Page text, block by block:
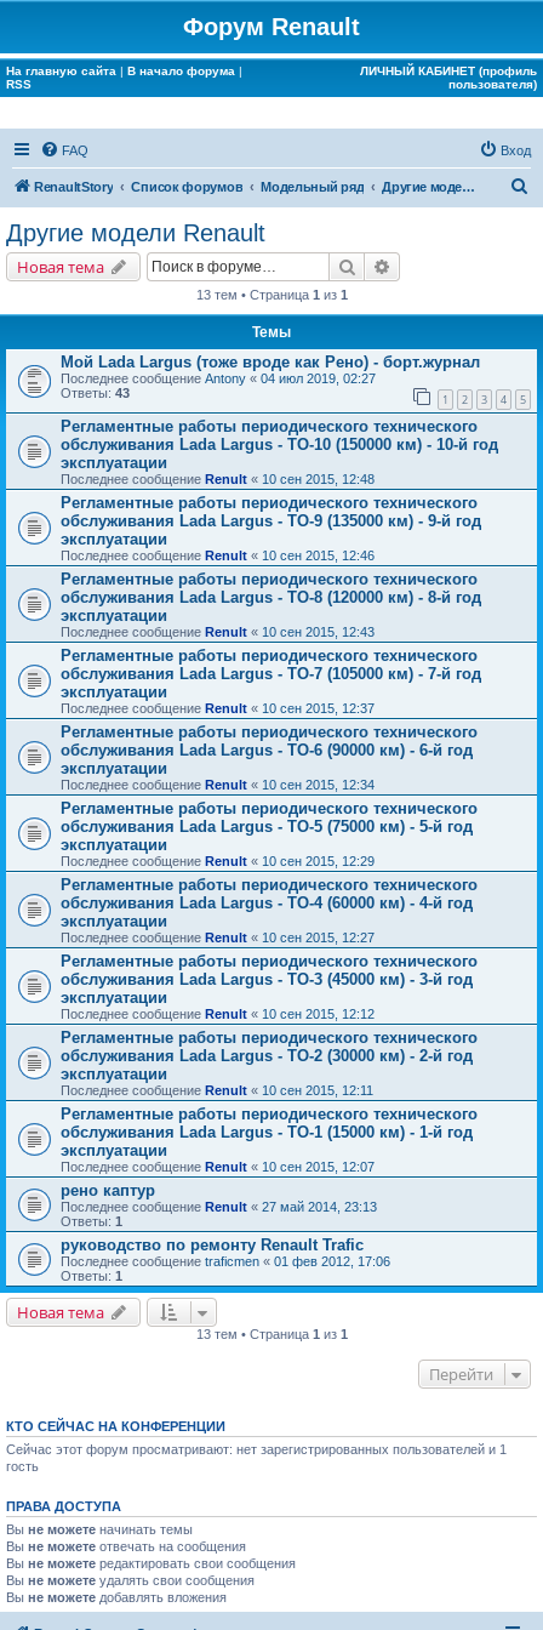
Форум Renault
На главную сайта | В начало форума |
RSS
ЛИЧНЫЙ КАБИНЕТ (профиль
пользователя)
FAQ Вход
RenaultStory Список форумов Модельный ряд Другие модели Renault
Другие модели Renault
Новая тема Поиск
13 тем • Страница 1 из 1
Темы
Мой Lada Largus (тоже вроде как Рено) - борт.журнал
Последнее сообщение Antony « 04 июл 2019, 02:27
Ответы: 43 1 2 3 4 5
Регламентные работы периодического технического
обслуживания Lada Largus - ТО-10 (150000 км) - 10-й год
эксплуатации
Последнее сообщение Renult « 10 сен 2015, 12:48
Регламентные работы периодического технического
обслуживания Lada Largus - ТО-9 (135000 км) - 9-й год
эксплуатации
Последнее сообщение Renult « 10 сен 2015, 12:46
Регламентные работы периодического технического
обслуживания Lada Largus - ТО-8 (120000 км) - 8-й год
эксплуатации
Последнее сообщение Renult « 10 сен 2015, 12:43
Регламентные работы периодического технического
обслуживания Lada Largus - ТО-7 (105000 км) - 7-й год
эксплуатации
Последнее сообщение Renult « 10 сен 2015, 12:37
Регламентные работы периодического технического
обслуживания Lada Largus - ТО-6 (90000 км) - 6-й год
эксплуатации
Последнее сообщение Renult « 10 сен 2015, 12:34
Регламентные работы периодического технического
обслуживания Lada Largus - ТО-5 (75000 км) - 5-й год
эксплуатации
Последнее сообщение Renult « 10 сен 2015, 12:29
Регламентные работы периодического технического
обслуживания Lada Largus - ТО-4 (60000 км) - 4-й год
эксплуатации
Последнее сообщение Renult « 10 сен 2015, 12:27
Регламентные работы периодического технического
обслуживания Lada Largus - ТО-3 (45000 км) - 3-й год
эксплуатации
Последнее сообщение Renult « 10 сен 2015, 12:12
Регламентные работы периодического технического
обслуживания Lada Largus - ТО-2 (30000 км) - 2-й год
эксплуатации
Последнее сообщение Renult « 10 сен 2015, 12:11
Регламентные работы периодического технического
обслуживания Lada Largus - ТО-1 (15000 км) - 1-й год
эксплуатации
Последнее сообщение Renult « 10 сен 2015, 12:07
рено каптур
Последнее сообщение Renult « 27 май 2014, 23:13
Ответы: 1
руководство по ремонту Renault Trafic
Последнее сообщение traficmen « 01 фев 2012, 17:06
Ответы: 1
Новая тема
13 тем • Страница 1 из 1
Перейти
КТО СЕЙЧАС НА КОНФЕРЕНЦИИ
Сейчас этот форум просматривают: нет зарегистрированных пользователей и 1
гость
ПРАВА ДОСТУПА
Вы не можете начинать темы
Вы не можете отвечать на сообщения
Вы не можете редактировать свои сообщения
Вы не можете удалять свои сообщения
Вы не можете добавлять вложения